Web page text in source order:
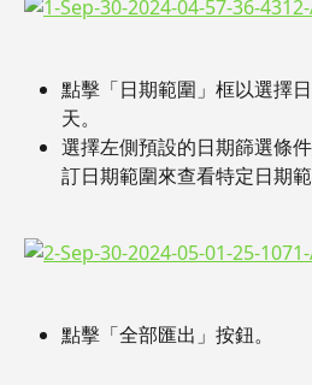
點擊「日期範圍」框以選擇
天。
選擇左側預設的日期篩選條
訂日期範圍來查看特定日期範
點擊「全部匯出」按鈕。